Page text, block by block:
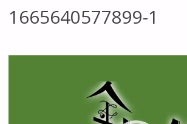
1665640577899-1